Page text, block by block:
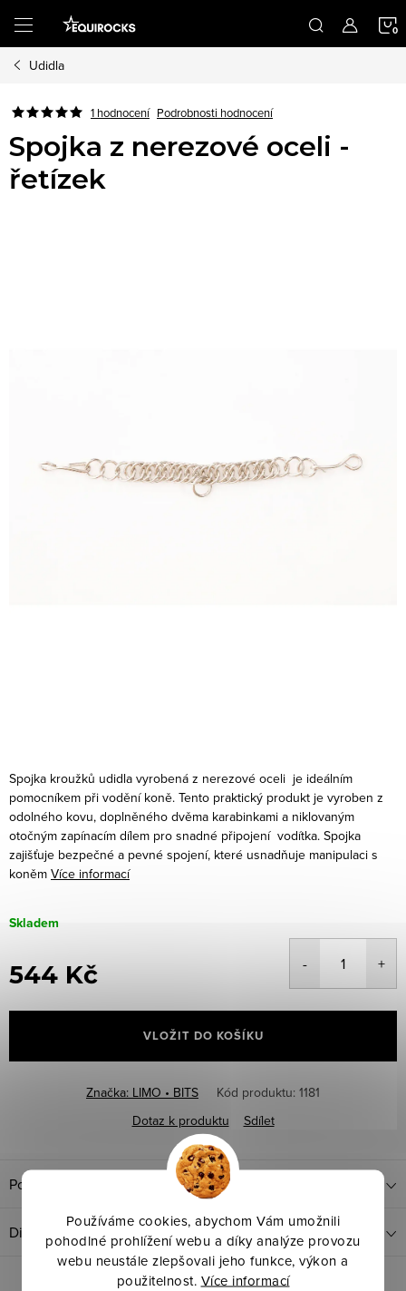
Používáme cookies, abychom Vám umožnili
pohodlné prohlížení webu a díky analýze provozu
webu neustále zlepšovali jeho funkce, výkon a
použitelnost. Více informací
obsah
Udidla
1 hodnocení Podrobnosti hodnocení
Spojka z nerezové oceli -
řetízek
Spojka kroužků udidla vyrobená z nerezové oceli je ideálním
pomocníkem při vodění koně. Tento praktický produkt je vyroben z
odolného kovu, doplněného dvěma karabinkami a niklovaným
otočným zapínacím dílem pro snadné připojení vodítka. Spojka
zajišťuje bezpečné a pevné spojení, které usnadňuje manipulaci s
koněm Více informací
Skladem
544 Kč
cena:
VLOŽIT DO KOŠÍKU
Značka: LIMO • BITS Kód produktu: 1181
Dotaz k produktu
Sdílet
Popis produktu
Diskuze